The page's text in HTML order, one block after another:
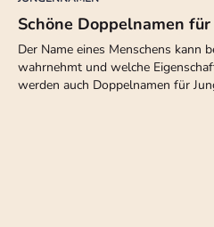
Schöne Doppelnamen für
Der Name eines Menschens kann
wahrnehmt und welche
werden auch Doppelnamen für